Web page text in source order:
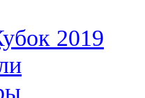
2019